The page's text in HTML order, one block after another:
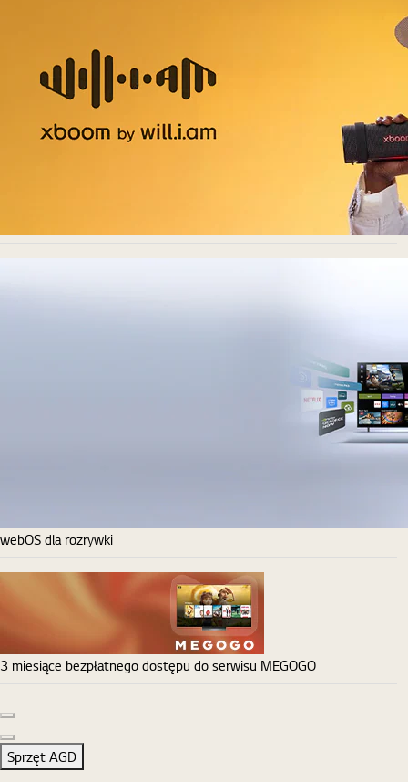
webOS dla rozrywki
3 miesiące bezpłatnego dostępu do serwisu MEGOGO
Następny slajd
Sprzęt AGD